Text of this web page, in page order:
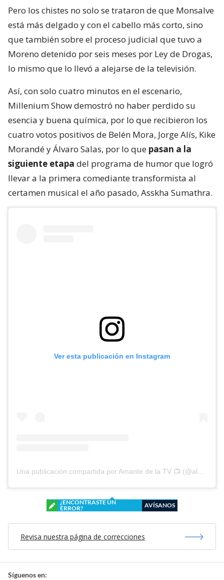
Pero los chistes no solo se trataron de que Monsalve
está más delgado y con el cabello más corto, sino
que también sobre el proceso judicial que tuvo a
Moreno detenido por seis meses por Ley de Drogas,
lo mismo que lo llevó a alejarse de la televisión.
Así, con solo cuatro minutos en el escenario,
Millenium Show demostró no haber perdido su
esencia y buena química, por lo que recibieron los
cuatro votos positivos de Belén Mora, Jorge Alís, Kike
Morandé y Álvaro Salas, por lo que pasan a la
siguiente etapa del programa de humor que logró
llevar a la primera comediante transformista al
certamen musical el año pasado, Asskha Sumathra.
Ver esta publicación en Instagram
Una publicación compartida por Amante de la TV 📺 (@alguien_te_observa)
¿ENCONTRASTE UN
ERROR?
AVÍSANOS
Revisa nuestra página de correcciones
Síguenos en: